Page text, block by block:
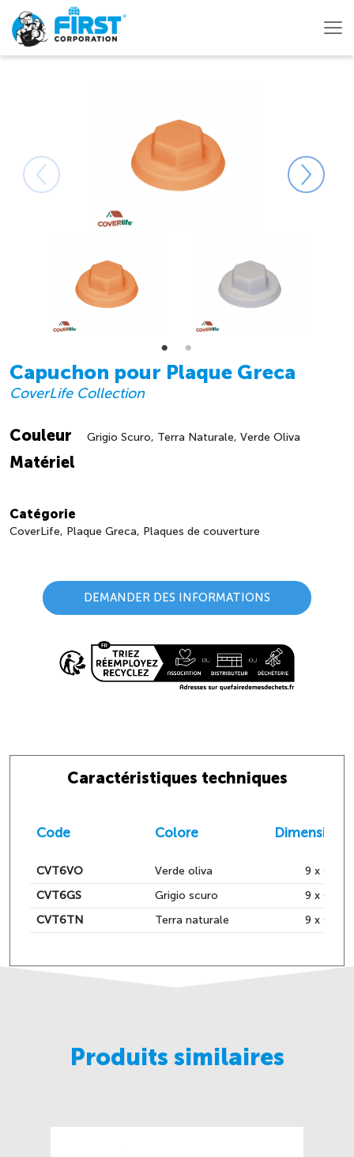
Capuchon pour Plaque Greca
CoverLife Collection
Couleur Grigio Scuro, Terra Naturale, Verde Oliva
Matériel
Catégorie
CoverLife, Plaque Greca, Plaques de couverture
DEMANDER DES INFORMATIONS
Caractéristiques techniques
Code Colore Dimensione
CVT6VO Verde oliva
9 x Ø 23
CVT6GS
Grigio scuro
9 x Ø 23
CVT6TN
Terra naturale 9 x Ø 23
Produits similaires